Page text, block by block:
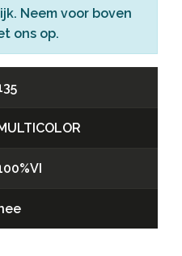
Neem voor boven
ons op.